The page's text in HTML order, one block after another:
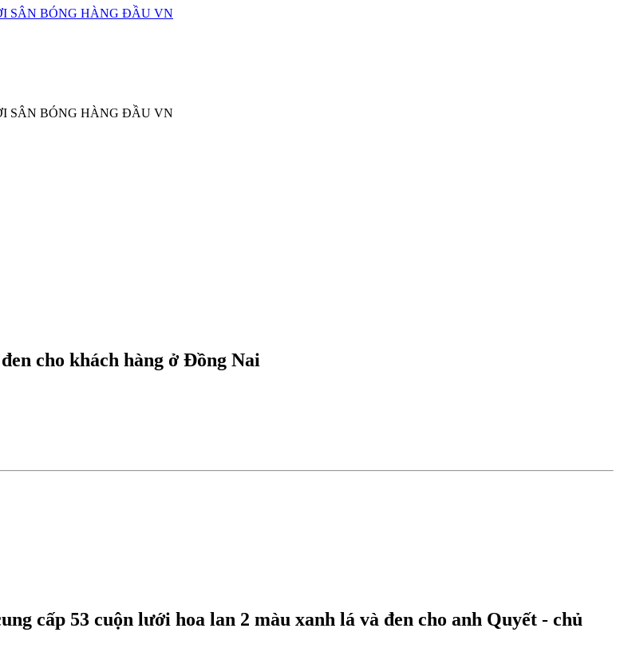
cho khách hàng ở Đồng Nai
cấp 53 cuộn lưới hoa lan 2 màu xanh lá và đen cho anh Quyết - chủ